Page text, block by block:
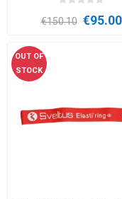
€150.10 €95.00
OUT OF
STOCK